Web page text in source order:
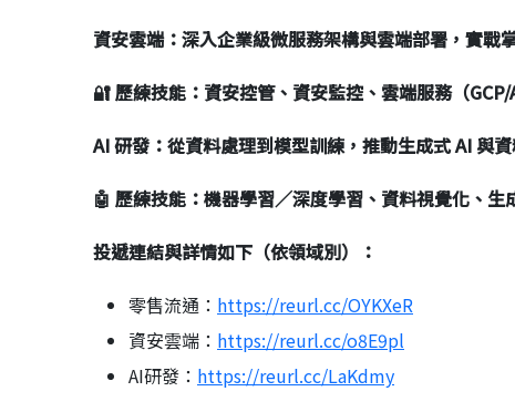
資安雲端：深入企業級微服務架構與雲端部署，實戰
🔐歷練技能：資安控管、資安監控、雲端服務（GCP/
AI研發：從資料處理到模型訓練，推動生成式 AI 與
🤖 歷練技能：機器學習／深度學習、資料視覺化、生
投遞連結與詳情如下（依領域別）：
零售流通： https://reurl.cc/OYKXeR
資安雲端： https://reurl.cc/o8E9pl
AI研發： https://reurl.cc/LaKdmy